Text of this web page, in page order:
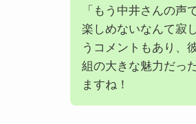
「もう中井さんの声
楽しめないなんて寂
うコメントもあり、
組の大きな魅力だっ
ますね！